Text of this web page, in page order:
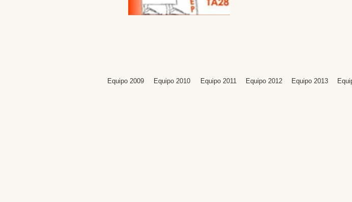
Equipo 2009 Equipo 2010 Equipo 2011 Equipo 2012 Equipo 2013